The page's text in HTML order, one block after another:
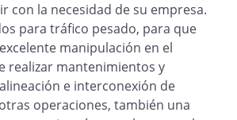
con la necesidad de su empresa.
para tráfico pesado, para que
manipulación en el
realizar mantenimientos y
e interconexión de
operaciones, también una